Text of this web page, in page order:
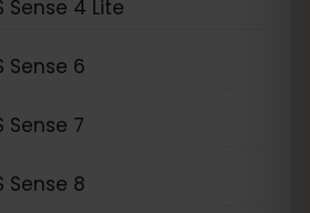
Sense 4 Lite
Sense 6
Sense 7
Sense 8